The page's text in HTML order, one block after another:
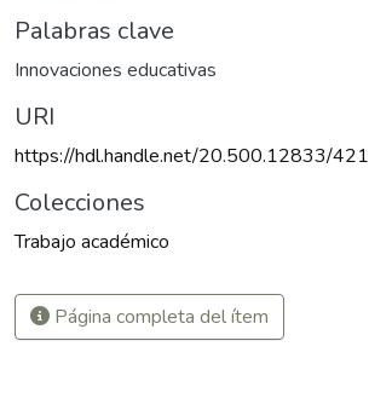
Palabras clave
Innovaciones educativas
URI
https://hdl.handle.net/20.500.12833/421
Colecciones
Trabajo académico
Página completa del ítem